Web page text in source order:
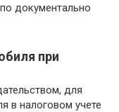
документально
при
для
в налоговом учете